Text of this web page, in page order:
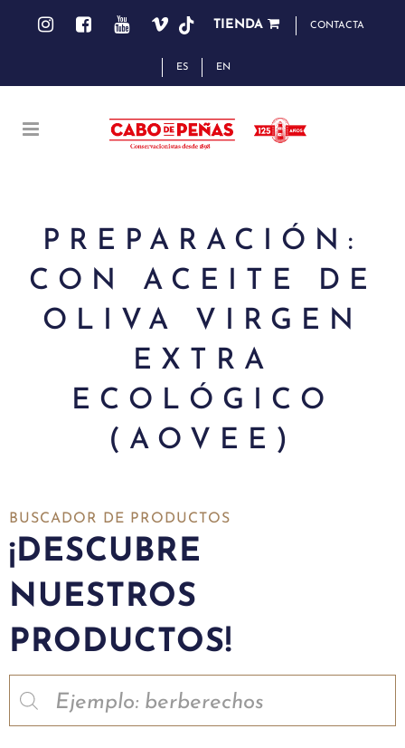
TIENDA CONTACTA
ES EN
PREPARACIÓN:
CON ACEITE DE
OLIVA VIRGEN
EXTRA
ECOLÓGICO
(AOVEE)
BUSCADOR DE PRODUCTOS
¡DESCUBRE
NUESTROS
PRODUCTOS!